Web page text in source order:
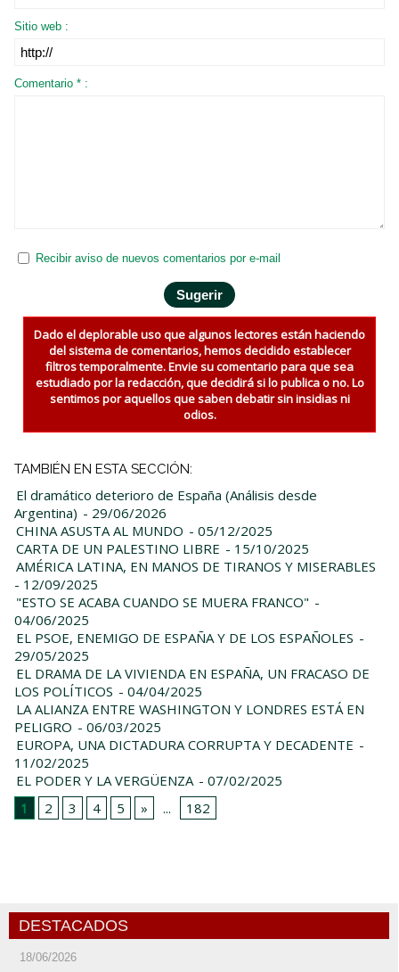
Sitio web :
Comentario * :
Recibir aviso de nuevos comentarios por e-mail
Dado el deplorable uso que algunos lectores están haciendo
del sistema de comentarios, hemos decidido establecer
filtros temporalmente. Envie su comentario para que sea
estudiado por la redacción, que decidirá si lo publica o no. Lo
sentimos por aquellos que saben debatir sin insidias ni
odios.
TAMBIÉN EN ESTA SECCIÓN:
El dramático deterioro de España (Análisis desde
Argentina) - 29/06/2026
CHINA ASUSTA AL MUNDO - 05/12/2025
CARTA DE UN PALESTINO LIBRE - 15/10/2025
AMÉRICA LATINA, EN MANOS DE TIRANOS Y MISERABLES
- 12/09/2025
"ESTO SE ACABA CUANDO SE MUERA FRANCO" -
04/06/2025
EL PSOE, ENEMIGO DE ESPAÑA Y DE LOS ESPAÑOLES -
29/05/2025
EL DRAMA DE LA VIVIENDA EN ESPAÑA, UN FRACASO DE
LOS POLÍTICOS - 04/04/2025
LA ALIANZA ENTRE WASHINGTON Y LONDRES ESTÁ EN
PELIGRO - 06/03/2025
EUROPA, UNA DICTADURA CORRUPTA Y DECADENTE -
11/02/2025
EL PODER Y LA VERGÜENZA - 07/02/2025
1
2 3 4 5 » ... 182
DESTACADOS
18/06/2026